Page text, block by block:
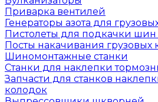
Приварка вентилей
Генераторы азота для
Пистолеты для подкачки шин
Посты накачивания грузовых
Шиномонтажные станки
Станки для наклепки
Запчасти для станков
колодок